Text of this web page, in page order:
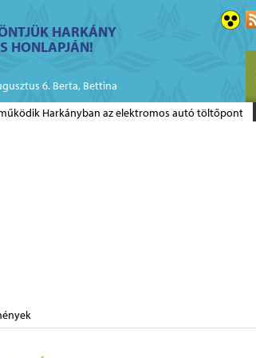
HARKÁNY
HONLAPJÁN!
6. Berta, Bettina